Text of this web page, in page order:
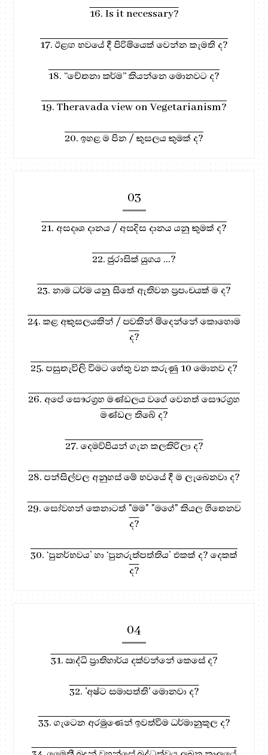
16. Is it necessary?
17. ඊළඟ භවයේ දී පිරිමියෙක් වෙන්න කැමති ද?
18. “චේතනා කර්ම” කියන්නෙ මොනවට ද?
19. Theravada view on Vegetarianism?
20. ඉහළ ම පින / කුසලය කුමක් ද?
03
21. අසදෘශ දානය / අසදිස දානය යනු කුමක් ද?
22. ජුරාසික් යුගය ...?
23. නාම ධර්ම යනු සිතේ ඇතිවන ප්‍රපංචයක් ම ද?
24. කළ අකුසලයකින් / පවකින් මිදෙන්නේ කොහොම
ද?
25. පසුතැවිලි වීමට හේතු වන කරුණු 10 මොනව ද?
26. අපේ සෞරග්‍රහ මණ්ඩලය වගේ වෙනත් සෞරග්‍රහ
මණ්ඩල තිබේ ද?
27. දෙමව්පියන් ගැන කලකිරිලා ද?
28. පන්සිල්වල අනුහස් මේ භවයේ දී ම ලැබෙනවා ද?
29. සෝවහන් කෙනාටත් "මම" "මගේ" කියල හිතෙනව
ද?
30. ‘පුනර්භවය’ හා ‘පුනරුත්පත්තිය’ එකක් ද? දෙකක්
ද?
04
31. ඍද්ධි ප්‍රාතිහාර්ය දක්වන්නේ කෙසේ ද?
32. 'අෂ්ට සමාපත්ති' මොනවා ද?
33. ගැටෙන අරමුණෙන් ඉවත්වීම ධර්මානුකූල ද?